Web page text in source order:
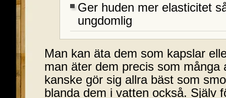
Ger huden mer elasticitet
ungdomlig
Man kan äta dem som kapslar
man äter dem precis som många
kanske gör sig allra bäst som
blanda dem i vatten också. Själv